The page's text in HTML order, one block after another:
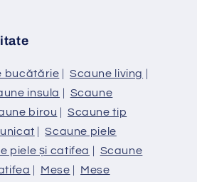
bucătărie | Scaune living |
insula | Scaune
birou | Scaune tip
|Scaune piele
piele și catifea | Scaune
| Mese | Mese